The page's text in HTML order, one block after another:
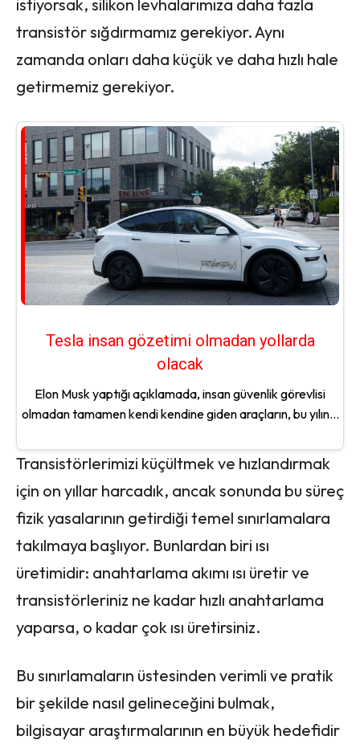
istiyorsak, silikon levhalarımıza daha fazla
transistör sığdırmamız gerekiyor. Aynı
zamanda onları daha küçük ve daha hızlı hale
getirmemiz gerekiyor.
Tesla insan gözetimi olmadan yollarda
olacak
Elon Musk yaptığı açıklamada, insan güvenlik görevlisi
olmadan tamamen kendi kendine giden araçların, bu yılın...
Transistörlerimizi küçültmek ve hızlandırmak
için on yıllar harcadık, ancak sonunda bu süreç
fizik yasalarının getirdiği temel sınırlamalara
takılmaya başlıyor. Bunlardan biri ısı
üretimidir: anahtarlama akımı ısı üretir ve
transistörleriniz ne kadar hızlı anahtarlama
yaparsa, o kadar çok ısı üretirsiniz.
Bu sınırlamaların üstesinden verimli ve pratik
bir şekilde nasıl gelineceğini bulmak,
bilgisayar araştırmalarının en büyük hedefidir